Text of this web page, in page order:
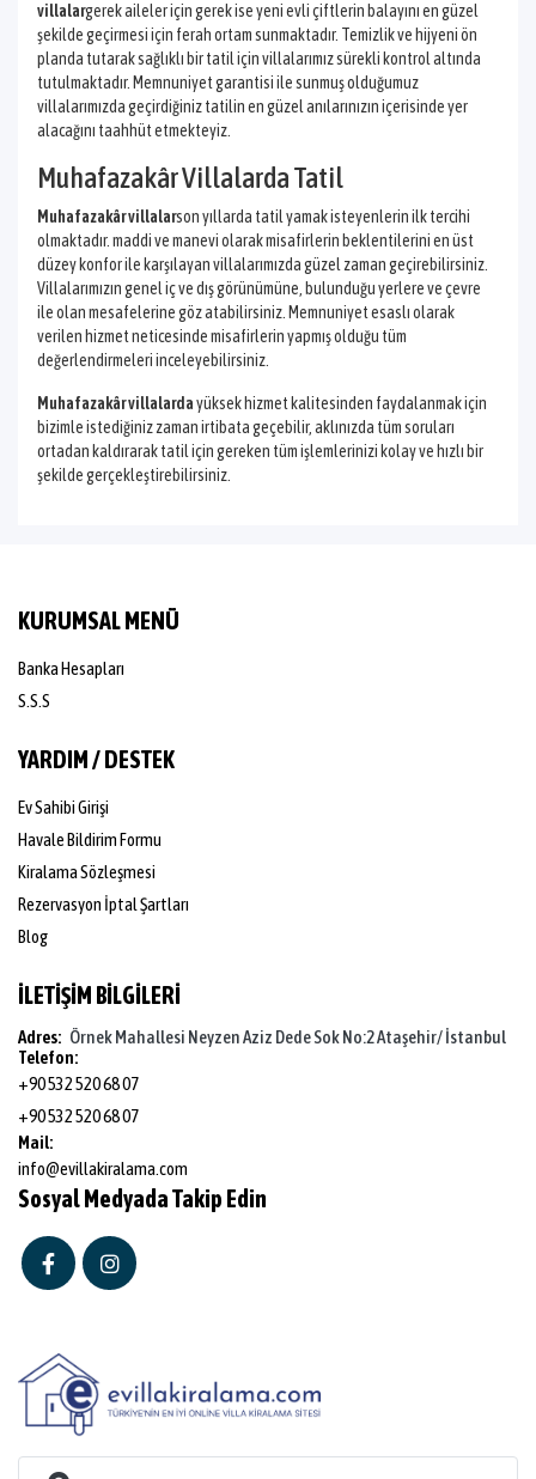
villalargerek aileler için gerek ise yeni evli çiftlerin balayını en güzel
şekilde geçirmesi için ferah ortam sunmaktadır. Temizlik ve hijyeni ön
planda tutarak sağlıklı bir tatil için villalarımız sürekli kontrol altında
tutulmaktadır. Memnuniyet garantisi ile sunmuş olduğumuz
villalarımızda geçirdiğiniz tatilin en güzel anılarınızın içerisinde yer
alacağını taahhüt etmekteyiz.
Muhafazakâr Villalarda Tatil
Muhafazakâr villalarson yıllarda tatil yamak isteyenlerin ilk tercihi
olmaktadır. maddi ve manevi olarak misafirlerin beklentilerini en üst
düzey konfor ile karşılayan villalarımızda güzel zaman geçirebilirsiniz.
Villalarımızın genel iç ve dış görünümüne, bulunduğu yerlere ve çevre
ile olan mesafelerine göz atabilirsiniz. Memnuniyet esaslı olarak
verilen hizmet neticesinde misafirlerin yapmış olduğu tüm
değerlendirmeleri inceleyebilirsiniz.
Muhafazakâr villalardayüksek hizmet kalitesinden faydalanmak için
bizimle istediğiniz zaman irtibata geçebilir, aklınızda tüm soruları
ortadan kaldırarak tatil için gereken tüm işlemlerinizi kolay ve hızlı bir
şekilde gerçekleştirebilirsiniz.
KURUMSAL MENÜ
Banka Hesapları
S.S.S
YARDIM / DESTEK
Ev Sahibi Girişi
Havale Bildirim Formu
Kiralama Sözleşmesi
Rezervasyon İptal Şartları
Blog
İLETİŞİM BİLGİLERİ
Adres: Örnek Mahallesi Neyzen Aziz Dede Sok No:2 Ataşehir/ İstanbul
Telefon:
+90 532 520 68 07
+90 532 520 68 07
Mail:
info@evillakiralama.com
Sosyal Medyada Takip Edin